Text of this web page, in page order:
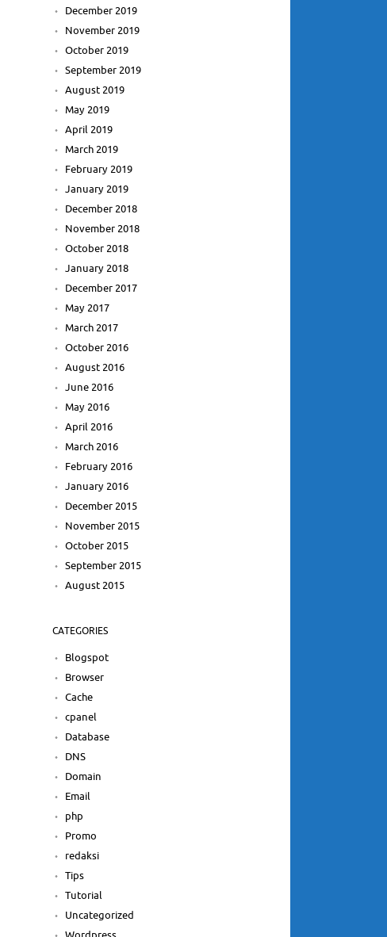
December 2019
November 2019
October 2019
September 2019
August 2019
May 2019
April 2019
March 2019
February 2019
January 2019
December 2018
November 2018
October 2018
January 2018
December 2017
May 2017
March 2017
October 2016
August 2016
June 2016
May 2016
April 2016
March 2016
February 2016
January 2016
December 2015
November 2015
October 2015
September 2015
August 2015
CATEGORIES
Blogspot
Browser
Cache
cpanel
Database
DNS
Domain
Email
php
Promo
redaksi
Tips
Tutorial
Uncategorized